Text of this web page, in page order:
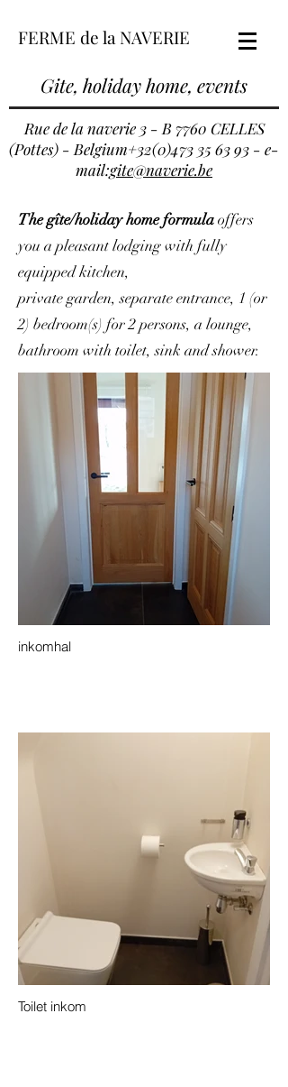
FERME de la NAVERIE
Gite, holiday home, events
Rue de la naverie 3 - B 7760 CELLES
(Pottes) - Belgium+32(0)473 35 63 93 - e-
mail:gite@naverie.be
The gîte/holiday home formulaoffers
you a pleasant lodging with fully
equipped kitchen,
private garden, separate entrance, 1 (or
2) bedroom(s) for 2 persons, a lounge,
bathroom with toilet, sink and shower.
inkomhal
Toilet inkom